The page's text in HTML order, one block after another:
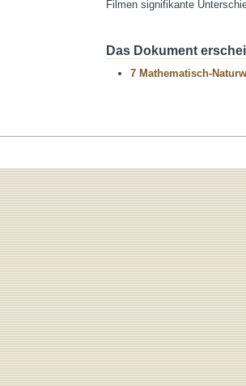
Filmen signifikante
Das Dokument
7 Mathematisch-